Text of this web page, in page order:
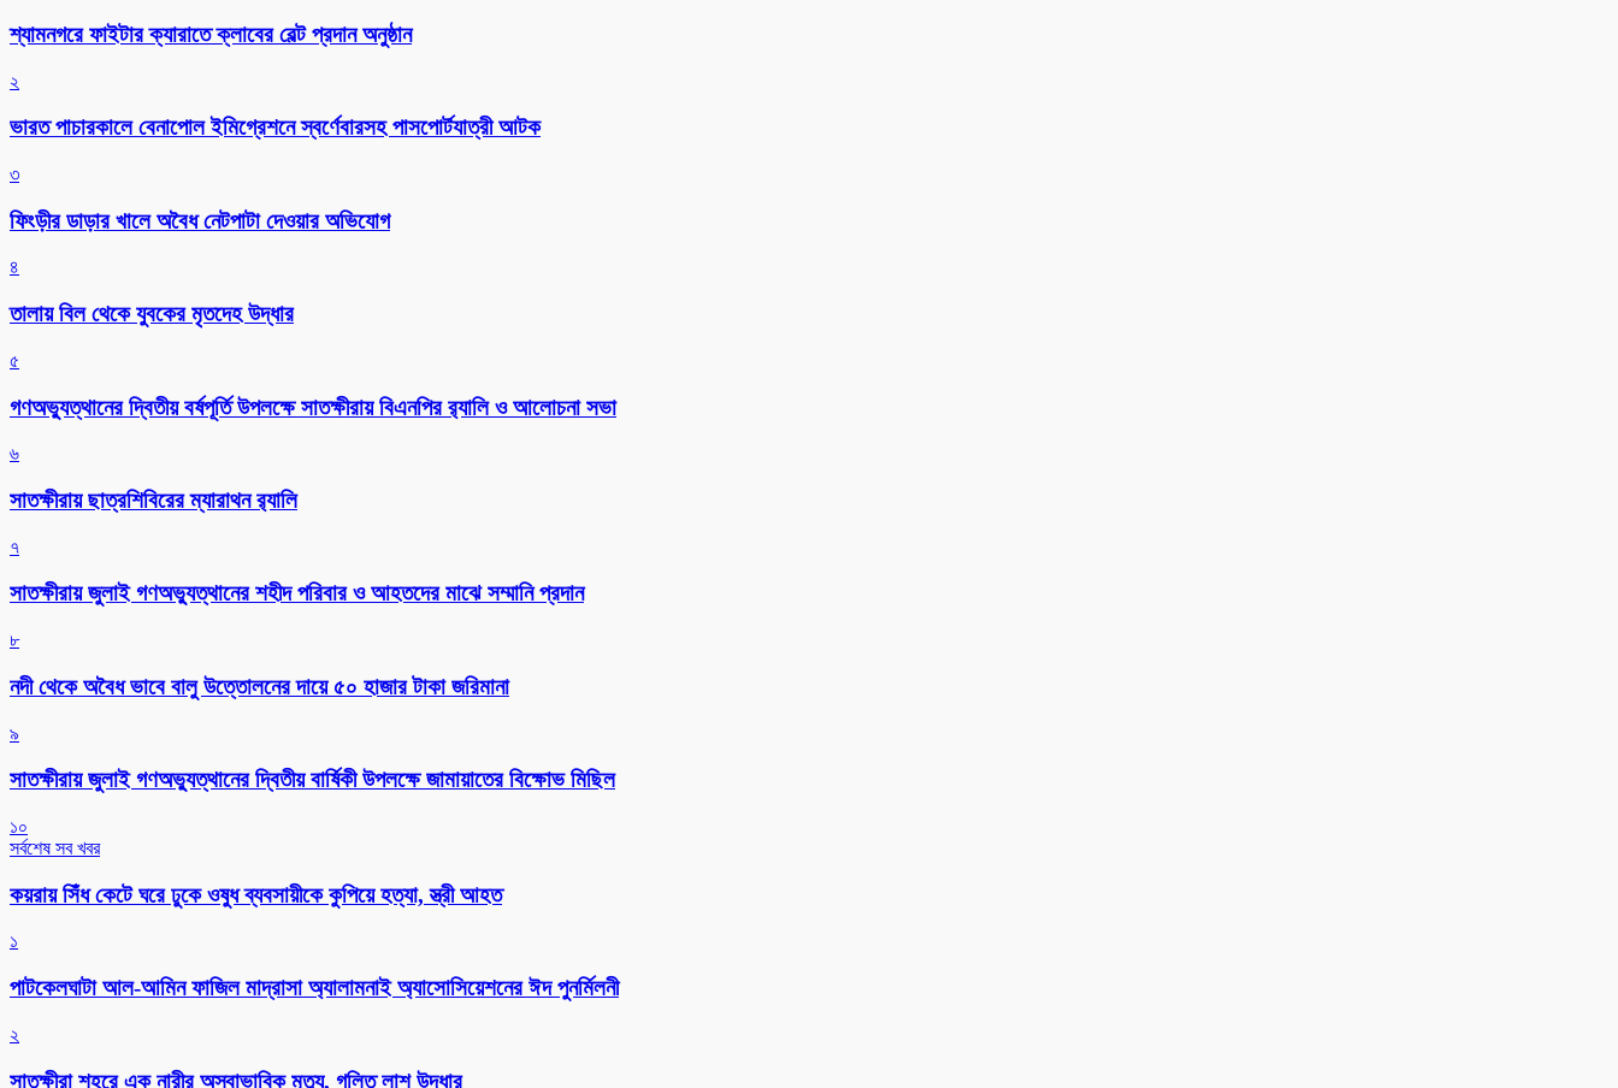
শ্যামনগরে ফাইটার ক্যারাতে ক্লাবের বেল্ট প্রদান অনুষ্ঠান
২
ভারত পাচারকালে বেনাপোল ইমিগ্রেশনে স্বর্ণেবারসহ পাসপোর্টযাত্রী আটক
৩
ফিংড়ীর ডাড়ার খালে অবৈধ নেটপাটা দেওয়ার অভিযোগ
৪
তালায় বিল থেকে যুবকের মৃতদেহ উদ্ধার
৫
গণঅভ্যুত্থানের দ্বিতীয় বর্ষপূর্তি উপলক্ষে সাতক্ষীরায় বিএনপির র‌্যালি ও আলোচনা সভা
৬
সাতক্ষীরায় ছাত্রশিবিরের ম্যারাথন র‌্যালি
৭
সাতক্ষীরায় জুলাই গণঅভ্যুত্থানের শহীদ পরিবার ও আহতদের মাঝে সম্মানি প্রদান
৮
নদী থেকে অবৈধ ভাবে বালু উত্তোলনের দায়ে ৫০ হাজার টাকা জরিমানা
৯
সাতক্ষীরায় জুলাই গণঅভ্যুত্থানের দ্বিতীয় বার্ষিকী উপলক্ষে জামায়াতের বিক্ষোভ মিছিল
১০
সর্বশেষ সব খবর
কয়রায় সিঁধ কেটে ঘরে ঢুকে ওষুধ ব্যবসায়ীকে কুপিয়ে হত্যা, স্ত্রী আহত
১
পাটকেলঘাটা আল-আমিন ফাজিল মাদ্রাসা অ্যালামনাই অ্যাসোসিয়েশনের ঈদ পুনর্মিলনী
২
সাতক্ষীরা শহরে এক নারীর অস্বাভাবিক মৃত্যু, গলিত লাশ উদ্ধার